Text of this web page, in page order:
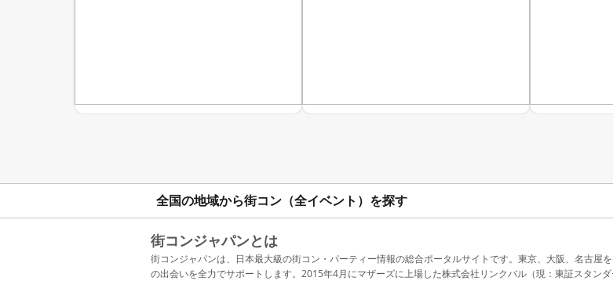
全国の地域から街コン（全イベント）を探す
街コンジャパンとは
街コンジャパンは、日本最大級の街コン・パーティー情報の総合ポータルサイトです。東京、大阪、名古屋
の出会いを全力でサポートします。2015年4月にマザーズに上場した株式会社リンクバル（現：東証スタン